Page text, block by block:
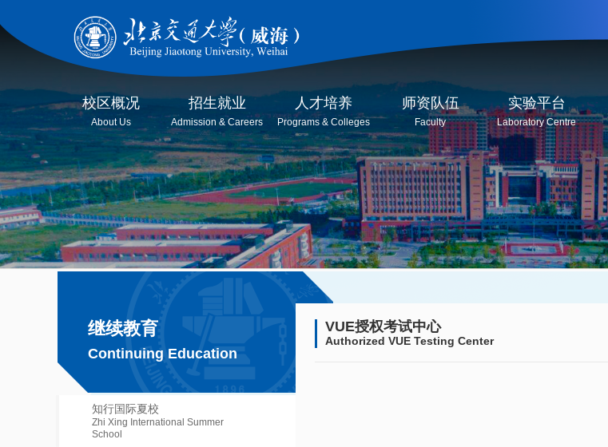
校区概况
About Us
招生就业
Admission & Careers
人才培养
Programs & Colleges
师资队伍
Faculty
实验平台
Laboratory Centre
继续教育
Continuing Education
知行国际夏校
Zhi Xing International Summer
School
VUE授权考试中心
Authorized VUE Testing Center